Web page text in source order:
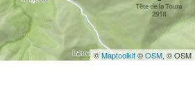
©Maptoolkit©OSM, © OSM